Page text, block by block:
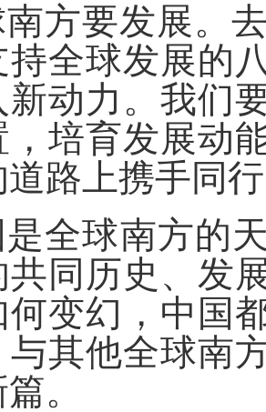
方要发展。
持全球发展的
新动力。我们
，培育发展动
路上携手同
是全球南方的
共同历史、发
何变幻，中国
与其他全球南
。